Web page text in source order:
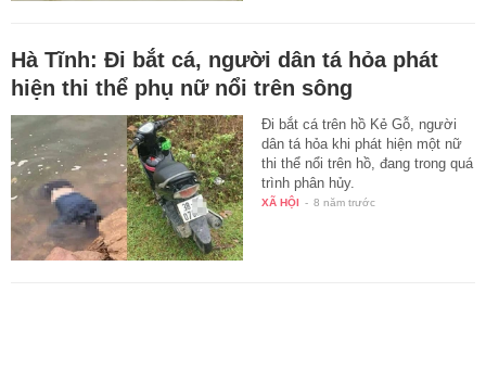
Hà Tĩnh: Đi bắt cá, người dân tá hỏa phát
hiện thi thể phụ nữ nổi trên sông
Đi bắt cá trên hồ Kẻ Gỗ, người
dân tá hỏa khi phát hiện một nữ
thi thể nổi trên hồ, đang trong quá
trình phân hủy.
XÃ HỘI - 8 năm trước